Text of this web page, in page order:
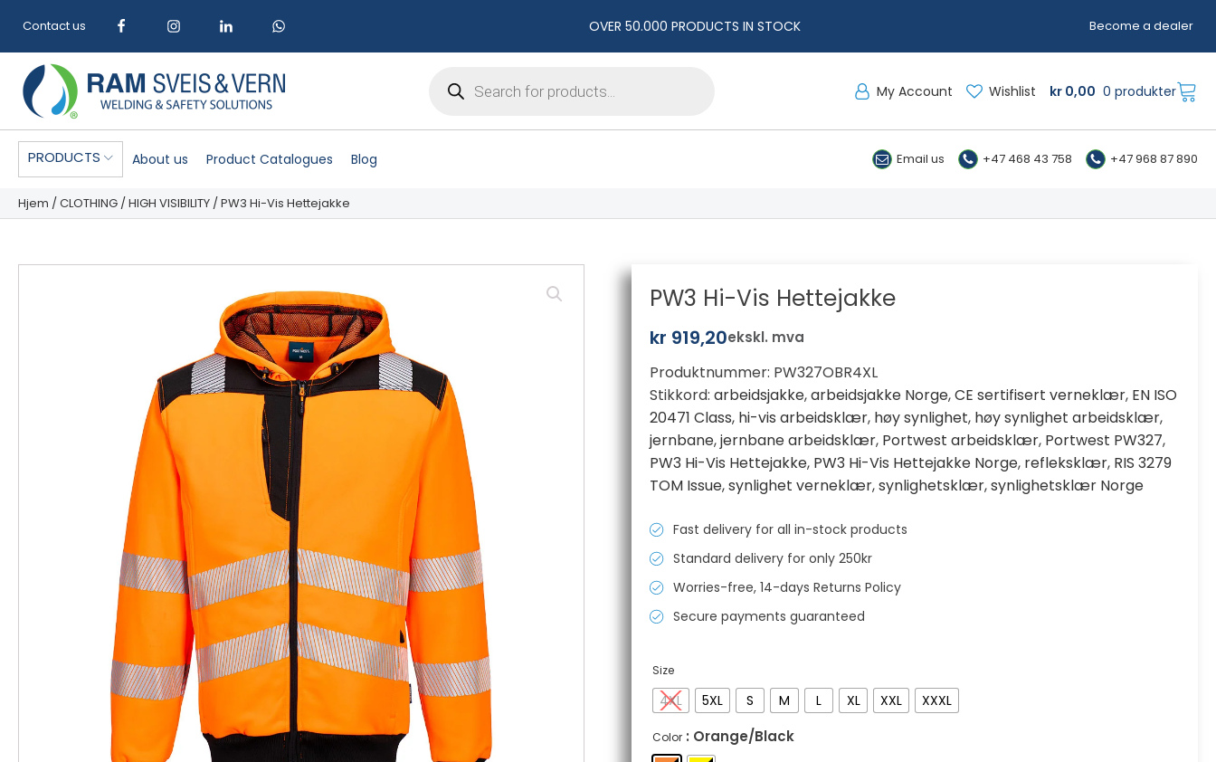
Contact us OVER 50.000 PRODUCTS IN STOCK Become a dealer
Products
search
My Account Wishlist kr 0,00 0 produkter
PRODUCTS About us Product Catalogues Blog Email us +47 468 43 758 +47 968 87 890
Hjem /CLOTHING /HIGH VISIBILITY / PW3 Hi-Vis Hettejakke
PW3 Hi-Vis Hettejakke
kr 919,20ekskl. mva
Produktnummer: PW327OBR4XL
Stikkord:arbeidsjakke,arbeidsjakke Norge,CE sertifisert verneklær, EN ISO
20471 Class, hi-vis arbeidsklær, høy synlighet, høy synlighet arbeidsklær,
jernbane,jernbane arbeidsklær, Portwest arbeidsklær, Portwest PW327,
PW3 Hi-Vis Hettejakke, PW3 Hi-Vis Hettejakke Norge, refleksklær, RIS 3279
TOM Issue,synlighet verneklær,synlighetsklær,synlighetsklær Norge
Fast delivery for all in-stock products
Standard delivery for only 250kr
Worries-free, 14-days Returns Policy
Secure payments guaranteed
Size
4XL 5XL S M L XL XXL XXXL
Color : Orange/Black